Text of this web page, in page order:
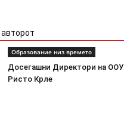
Образование низ времето
Досегашни Директори на ООУ
Ристо Крле